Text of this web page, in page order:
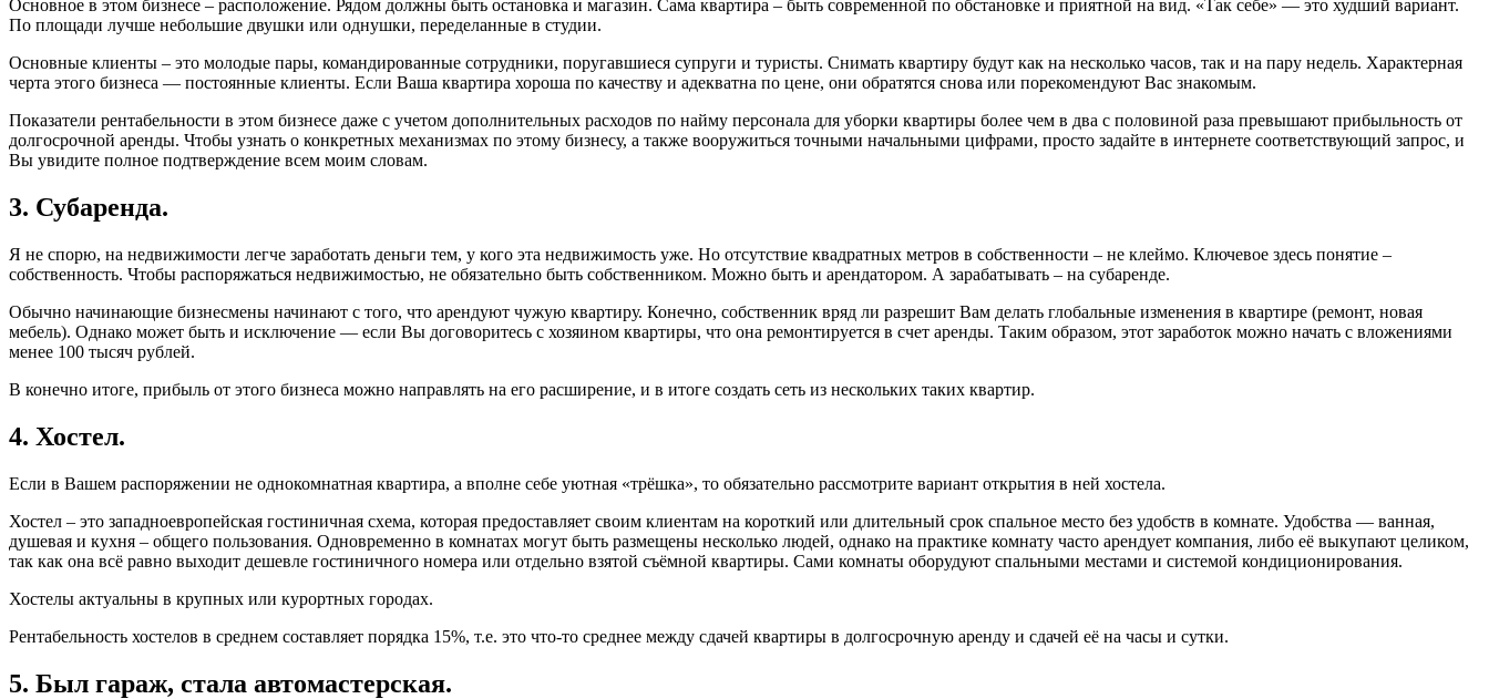
Основное в этом бизнесе – расположение. Рядом должны быть остановка и магазин. Сама квартира – быть современной по обстановке и приятной на вид. «Так себе» — это худший вариант.
По площади лучше небольшие двушки или однушки, переделанные в студии.
Основные клиенты – это молодые пары, командированные сотрудники, поругавшиеся супруги и туристы. Снимать квартиру будут как на несколько часов, так и на пару недель. Характерная
черта этого бизнеса — постоянные клиенты. Если Ваша квартира хороша по качеству и адекватна по цене, они обратятся снова или порекомендуют Вас знакомым.
Показатели рентабельности в этом бизнесе даже с учетом дополнительных расходов по найму персонала для уборки квартиры более чем в два с половиной раза превышают прибыльность от
долгосрочной аренды. Чтобы узнать о конкретных механизмах по этому бизнесу, а также вооружиться точными начальными цифрами, просто задайте в интернете соответствующий запрос, и
Вы увидите полное подтверждение всем моим словам.
3. Субаренда.
Я не спорю, на недвижимости легче заработать деньги тем, у кого эта недвижимость уже. Но отсутствие квадратных метров в собственности – не клеймо. Ключевое здесь понятие –
собственность. Чтобы распоряжаться недвижимостью, не обязательно быть собственником. Можно быть и арендатором. А зарабатывать – на субаренде.
Обычно начинающие бизнесмены начинают с того, что арендуют чужую квартиру. Конечно, собственник вряд ли разрешит Вам делать глобальные изменения в квартире (ремонт, новая
мебель). Однако может быть и исключение — если Вы договоритесь с хозяином квартиры, что она ремонтируется в счет аренды. Таким образом, этот заработок можно начать с вложениями
менее 100 тысяч рублей.
В конечно итоге, прибыль от этого бизнеса можно направлять на его расширение, и в итоге создать сеть из нескольких таких квартир.
4. Хостел.
Если в Вашем распоряжении не однокомнатная квартира, а вполне себе уютная «трёшка», то обязательно рассмотрите вариант открытия в ней хостела.
Хостел – это западноевропейская гостиничная схема, которая предоставляет своим клиентам на короткий или длительный срок спальное место без удобств в комнате. Удобства — ванная,
душевая и кухня – общего пользования. Одновременно в комнатах могут быть размещены несколько людей, однако на практике комнату часто арендует компания, либо её выкупают целиком,
так как она всё равно выходит дешевле гостиничного номера или отдельно взятой съёмной квартиры. Сами комнаты оборудуют спальными местами и системой кондиционирования.
Хостелы актуальны в крупных или курортных городах.
Рентабельность хостелов в среднем составляет порядка 15%, т.е. это что-то среднее между сдачей квартиры в долгосрочную аренду и сдачей её на часы и сутки.
5. Был гараж, стала автомастерская.